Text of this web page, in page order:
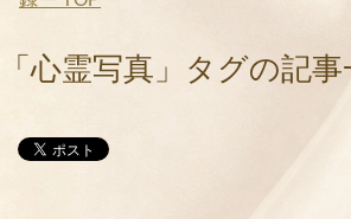
「心霊写真」タグの記事